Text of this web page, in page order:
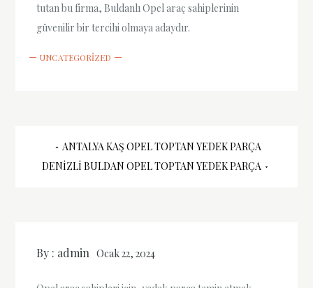
tutan bu firma, Buldanlı Opel araç sahiplerinin
güvenilir bir tercihi olmaya adaydır.
UNCATEGORIZED
YazıANTALYA KAŞ OPEL TOPTAN YEDEK PARÇA
DENIZLI BULDAN OPEL TOPTAN YEDEK PARÇA
By : admin Ocak 22, 2024